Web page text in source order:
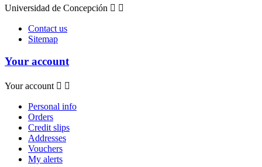
Universidad de Concepción  
Contact us
Sitemap
Your account
Your account  
Personal info
Orders
Credit slips
Addresses
Vouchers
My alerts